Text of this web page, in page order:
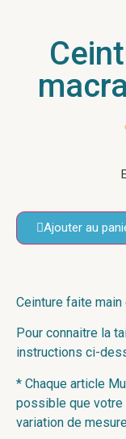
Ajouter au
Ceinture faite
Pour connaitre la
instructions ci-
* Chaque article
possible que votre
variation de